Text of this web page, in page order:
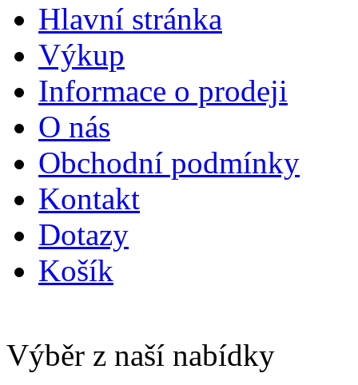
Hlavní stránka
Výkup
Informace o prodeji
O nás
Obchodní podmínky
Kontakt
Dotazy
Košík
Výběr z naší nabídky